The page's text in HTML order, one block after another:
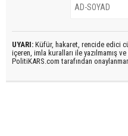
UYARI: Küfür, hakaret, rencide edici
içeren, imla kuralları ile yazılmamış
PolitiKARS.com tarafından